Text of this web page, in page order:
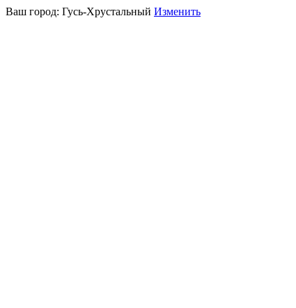
Ваш город: Гусь-Хрустальный Изменить